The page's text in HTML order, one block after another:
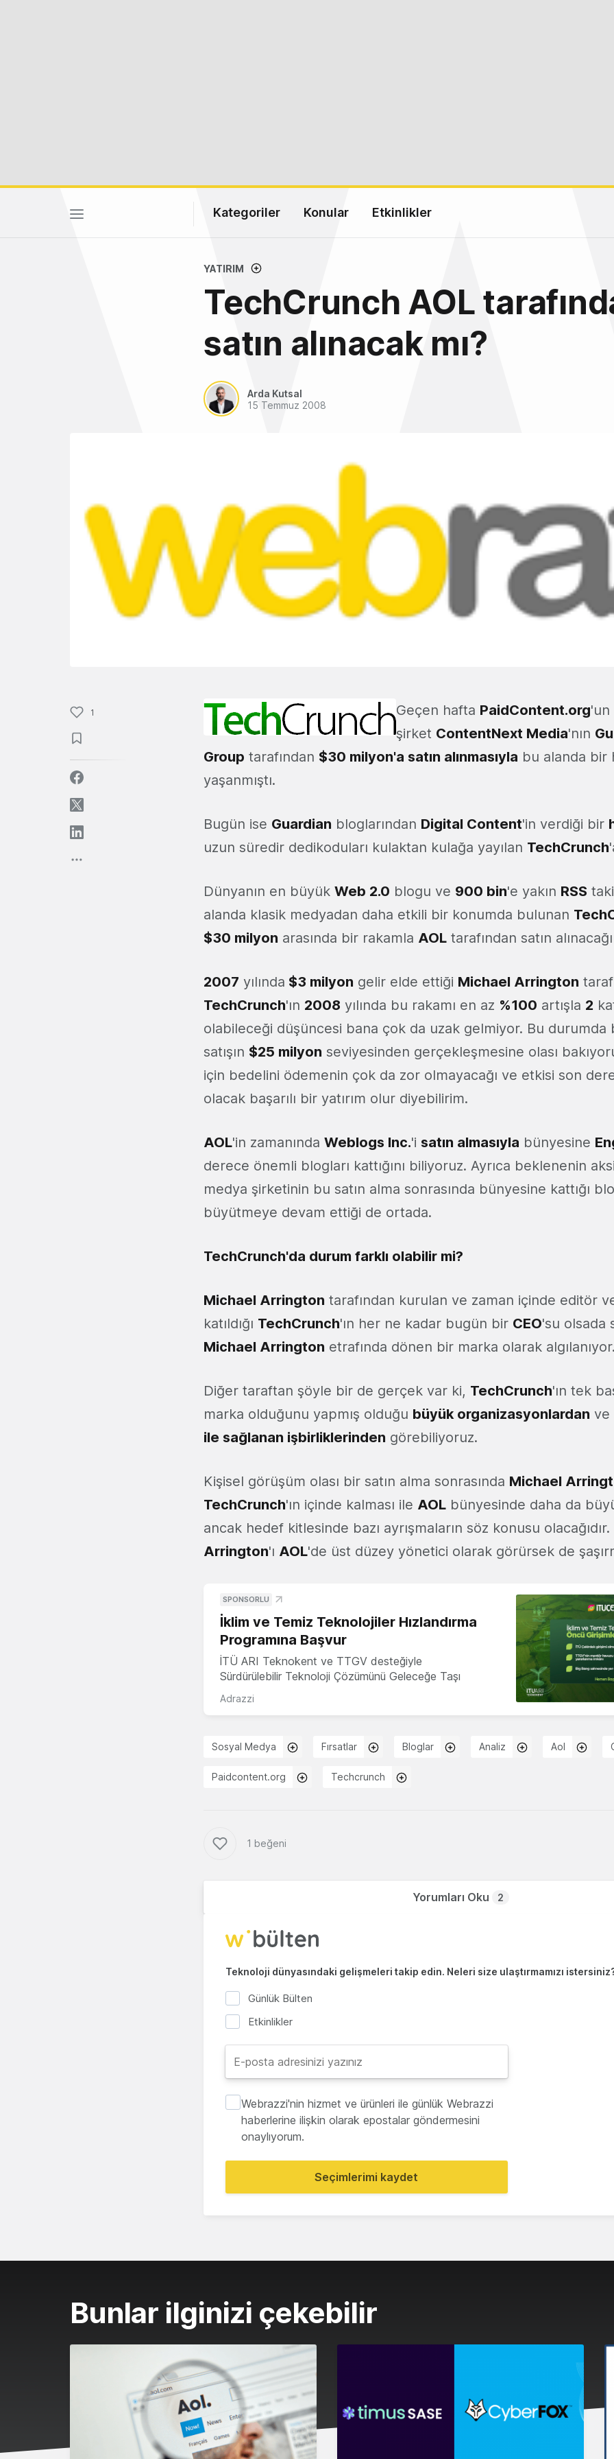
Kategoriler Konular Etkinlikler
YATIRIM
TechCrunch AOL
satın alınacak mı?
Arda Kutsal
15 Temmuz 2008
1 Geçen hafta PaidContent.org'un
şirket ContentNext Media'nın
Group tarafından $30 milyon'a satın alınmasıyla bu alanda bir
yaşanmıştı.
Bugün ise Guardian bloglarından Digital Content'in verdiği bir
uzun süredir dedikoduları kulaktan kulağa yayılan TechCrunch
Dünyanın en büyük Web 2.0 blogu ve 900 bin'e yakın RSS
alanda klasik medyadan daha etkili bir konumda bulunan
$30 milyon arasında bir rakamla AOL tarafından satın
2007 yılında $3 milyon gelir elde ettiği Michael Arrington
TechCrunch'ın 2008 yılında bu rakamı en az %100 artışla 2
olabileceği düşüncesi bana çok da uzak gelmiyor. Bu durumda
satışın $25 milyon seviyesinden gerçekleşmesine olası
için bedelini ödemenin çok da zor olmayacağı ve etkisi son
olacak başarılı bir yatırım olur diyebilirim.
AOL'in zamanında Weblogs Inc.'i satın almasıyla bünyesine
derece önemli blogları kattığını biliyoruz. Ayrıca beklenenin
medya şirketinin bu satın alma sonrasında bünyesine kattığı
büyütmeye devam ettiği de ortada.
TechCrunch'da durum farklı olabilir mi?
Michael Arrington tarafından kurulan ve zaman içinde editör
katıldığı TechCrunch'ın her ne kadar bugün bir CEO'su olsada
Michael Arrington etrafında dönen bir marka olarak
Diğer taraftan şöyle bir de gerçek var ki, TechCrunch'ın tek
marka olduğunu yapmış olduğu büyük organizasyonlardan ve
ile sağlanan işbirliklerinden görebiliyoruz.
Kişisel görüşüm olası bir satın alma sonrasında Michael
TechCrunch'ın içinde kalması ile AOL bünyesinde daha da
ancak hedef kitlesinde bazı ayrışmaların söz konusu
Arrington'ı AOL'de üst düzey yönetici olarak görürsek de
SPONSORLU
İklim ve Temiz Teknolojiler Hızlandırma
Programına Başvur
İTÜ ARI Teknokent ve TTGV desteğiyle
Sürdürülebilir Teknoloji Çözümünü Geleceğe Taşı
Adrazzi
Sosyal Medya Fırsatlar Bloglar Analiz Aol
Paidcontent.org Techcrunch
1 beğeni
Yorumları Oku 2
Teknoloji dünyasındaki gelişmeleri takip edin. Neleri size ulaştırmamızı
Günlük Bülten
Etkinlikler
Webrazzi'nin hizmet ve ürünleri ile günlük Webrazzi
haberlerine ilişkin olarak epostalar göndermesini
onaylıyorum.
Seçimlerimi kaydet
Bunlar ilginizi çekebilir